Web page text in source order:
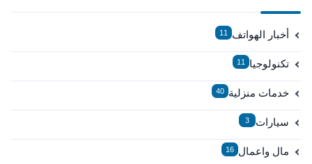
أخبار الهواتف 11
تكنولوجيا 11
خدمات منزلية 40
سيارات 3
مال واعمال 16